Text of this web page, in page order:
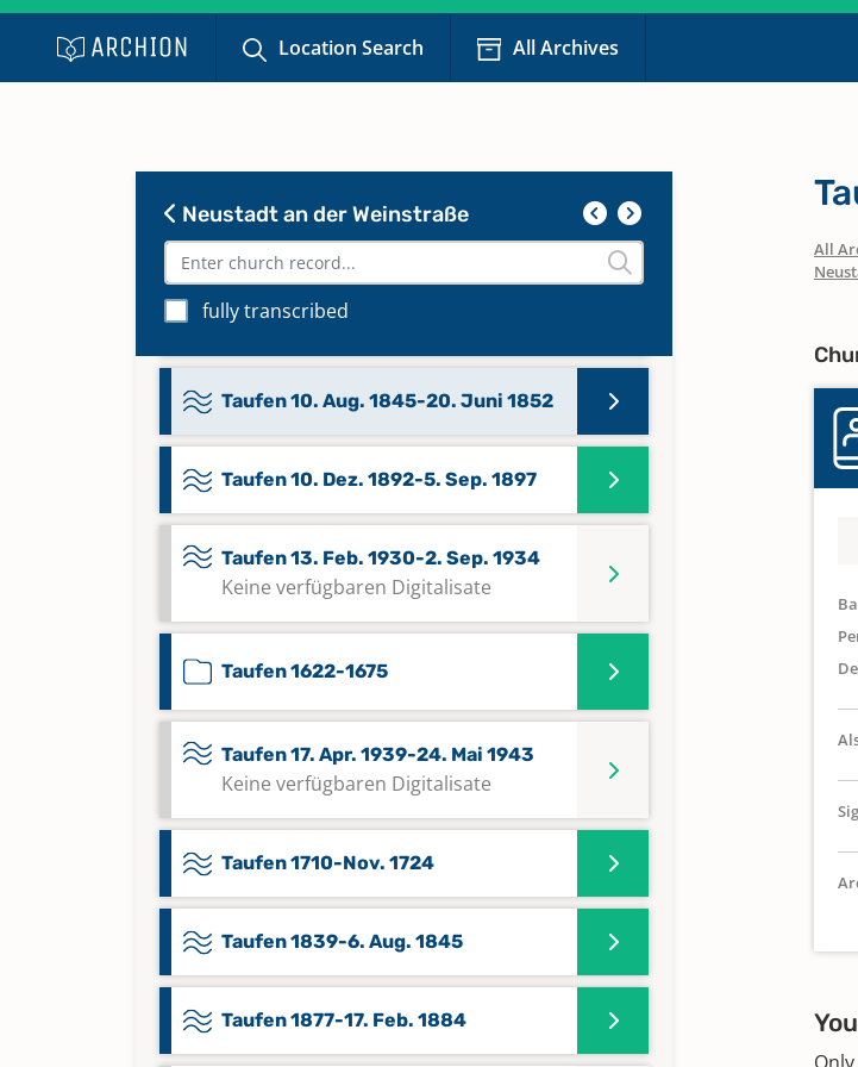
Location Search All Archives
Neustadt an der Weinstraße
fully transcribed
Konfirmationen, Sonstiges 1734-
1798
Keine verfügbaren Digitalisate
Taufen 1. Juni 1985-29. Aug. 1992
Keine verfügbaren Digitalisate
Taufen 10. Aug. 1845-20. Juni 1852
Taufen 10. Dez. 1892-5. Sep. 1897
Taufen 13. Feb. 1930-2. Sep. 1934
Keine verfügbaren Digitalisate
Taufen 1622-1675
Taufen 17. Apr. 1939-24. Mai 1943
Keine verfügbaren Digitalisate
Taufen 1710-Nov. 1724
Taufen 1839-6. Aug. 1845
Taufen 1877-17. Feb. 1884
All